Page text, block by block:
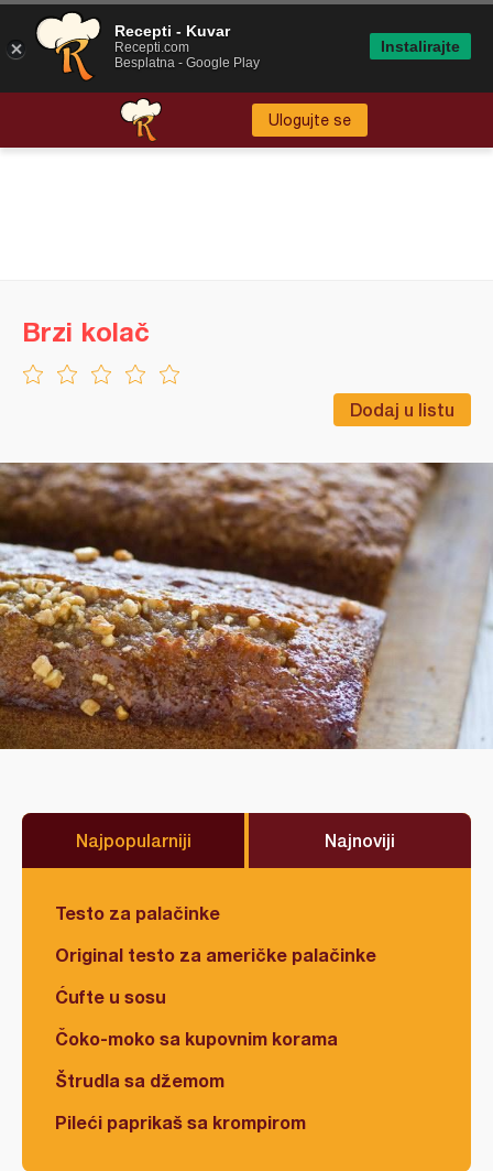
Ulogujte se
Dodaj u listu
Brzi kolač
Najpopularniji Najnoviji
Testo za palačinke
Original testo za američke palačinke
Ćufte u sosu
Čoko-moko sa kupovnim korama
Štrudla sa džemom
Pileći paprikaš sa krompirom
Recepti - Kuvar
Recepti.com
Besplatna - Google Play
Instalirajte